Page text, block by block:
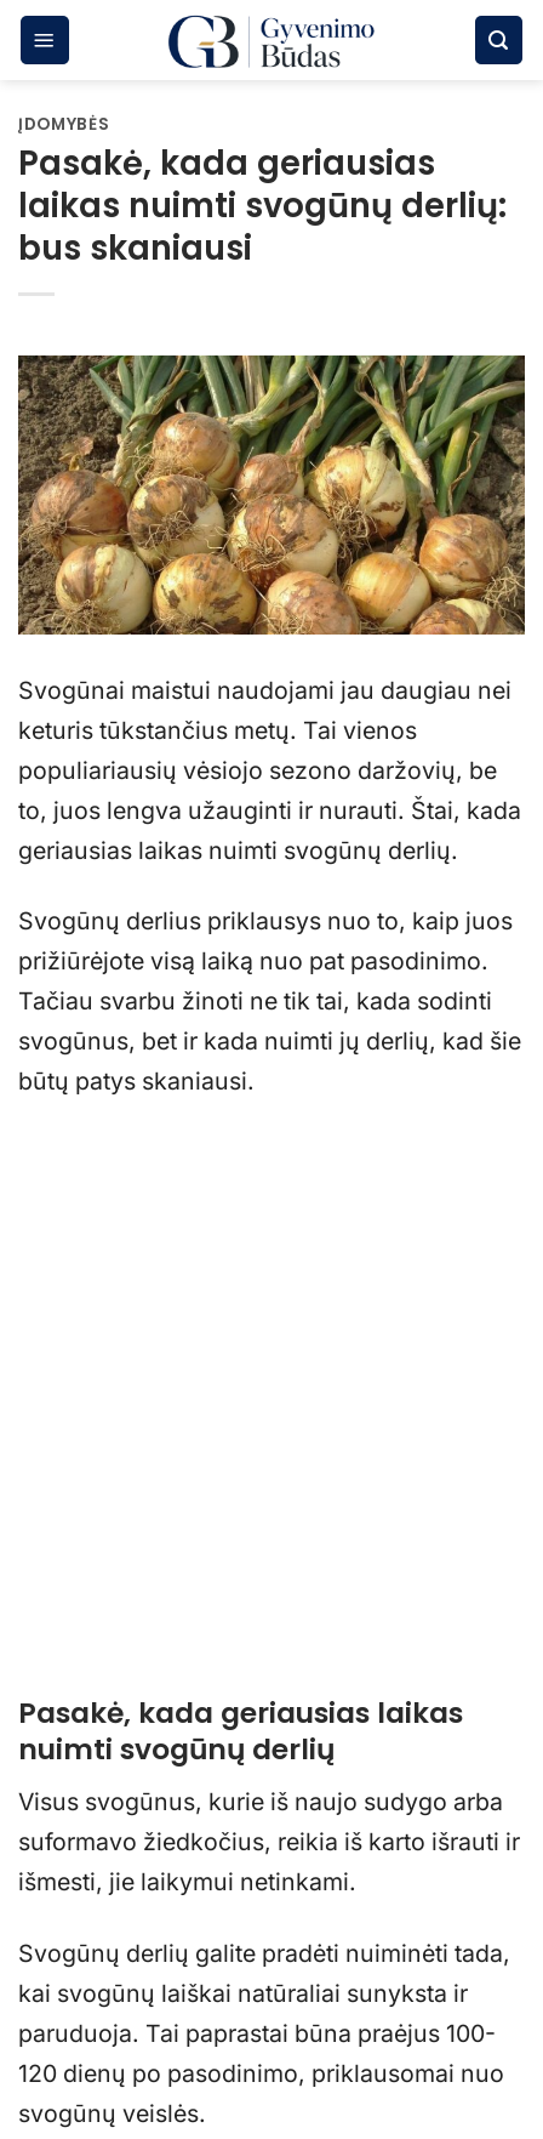
Skip
ĮDOMYBĖS
Pasakė, kada geriausias
laikas nuimti svogūnų derlių:
bus skaniausi
Svogūnai maistui naudojami jau daugiau nei
keturis tūkstančius metų. Tai vienos
populiariausių vėsiojo sezono daržovių, be
to, juos lengva užauginti ir nurauti. Štai, kada
geriausias laikas nuimti svogūnų derlių.
Svogūnų derlius priklausys nuo to, kaip juos
prižiūrėjote visą laiką nuo pat pasodinimo.
Tačiau svarbu žinoti ne tik tai, kada sodinti
svogūnus, bet ir kada nuimti jų derlių, kad šie
būtų patys skaniausi.
Pasakė, kada geriausias laikas
nuimti svogūnų derlių
Visus svogūnus, kurie iš naujo sudygo arba
suformavo žiedkočius, reikia iš karto išrauti ir
išmesti, jie laikymui netinkami.
Svogūnų derlių galite pradėti nuiminėti tada,
kai svogūnų laiškai natūraliai sunyksta ir
paruduoja. Tai paprastai būna praėjus 100-
120 dienų po pasodinimo, priklausomai nuo
svogūnų veislės.